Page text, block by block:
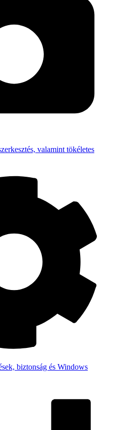
valamint tökéletes
biztonság és Windows